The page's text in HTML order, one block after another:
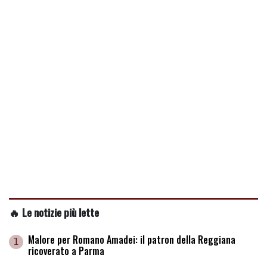
🔥 Le notizie più lette
1 Malore per Romano Amadei: il patron della Reggiana
ricoverato a Parma